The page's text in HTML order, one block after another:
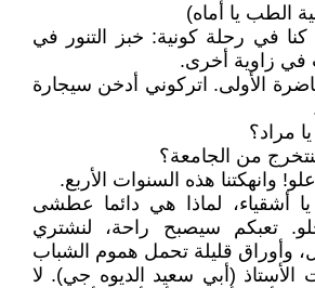
الطب يا أماه)
كنا في رحلة كونية: خبز التنور في
في زاوية أخرى.
الأولى. اتركوني أدخن سيجارة
مراد؟
من الجامعة؟
وانهكتنا هذه السنوات الأربع.
يا أشقياء، لماذا هي دائما عطشى
تعبكم سيصبح راحة، لنشتري
وأوراق قليلة تحمل هموم الشباب
الأستاذ (أبي سعيد الديوه جي). لا